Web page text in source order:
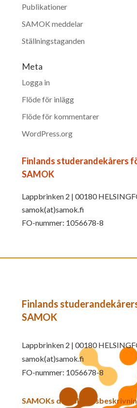
Publikationer
SAMOK meddelar
Ställningstaganden
Meta
Logga in
Flöde för inlägg
Flöde för kommentarer
WordPress.org
Finlands studerandekårers
SAMOK
Lappbrinken 2 | 00180
samok(at)samok.fi
FO-nummer: 1056678-8
Finlands
SAMOK
Lappbrinken 2 | 00180
samok(at)samok.fi
FO-nummer: 1056678-8
SAMOKs